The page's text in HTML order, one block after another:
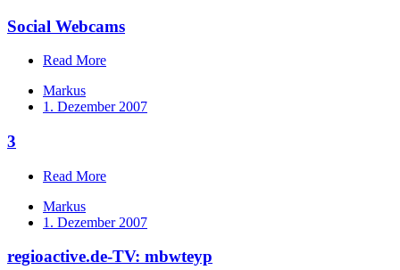
Social Webcams
Read More
Markus
1. Dezember 2007
3
Read More
Markus
1. Dezember 2007
regioactive.de-TV: mbwteyp